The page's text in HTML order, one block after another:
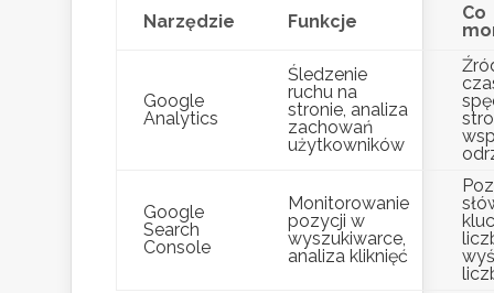
Narzędzie Funkcje
Co
Google
Analytics
Śledzenie
ruchu na
stronie, analiza
zachowań
użytkowników
Google
Search
Console
Monitorowanie
pozycji w
wyszukiwarce,
analiza kliknięć